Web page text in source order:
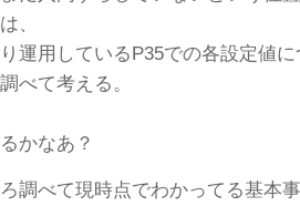
、
運用しているP35での各設定値
べて考える。
かなあ？
調べて現時点でわかってる基本